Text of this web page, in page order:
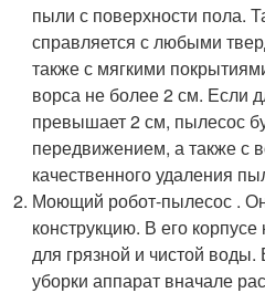
пыли с поверхности пола.
справляется с любыми
также с мягкими
ворса не более 2 см. Если
превышает 2 см, пылесос
передвижением, а также с
качественного удаления
Моющий робот-пылесос .
конструкцию. В его
для грязной и чистой
уборки аппарат вначале